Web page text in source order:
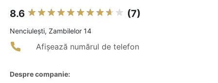
8.6 (7)
Nenciuleşti, Zambilelor 14
Afișează numărul de telefon
Despre companie: